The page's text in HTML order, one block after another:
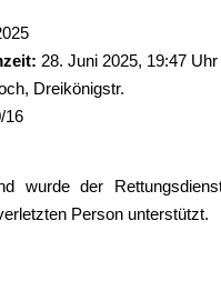
28. Juni 2025, 19:47 Uhr
Dreikönigstr.
16
wurde der
Person unterstützt.